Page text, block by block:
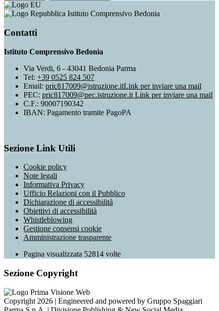
Istituto Comprensivo Bedonia
Contatti
Istituto Comprensivo Bedonia
Via Verdi, 6 - 43041 Bedonia Parma
Tel: +39 0525 824 507
Email: pric817009@istruzione.itLink per inviare una mail
PEC: pric817009@pec.istruzione.it Link per inviare una mail
C.F.: 90007190342
IBAN: Pagamento tramite PagoPA
Sezione Link Utili
Cookie policy
Note legali
Informativa Privacy
Ufficio Relazioni con il Pubblico
Dichiarazione di accessibilità
Obiettivi di accessibilità
Whistleblowing
Gestione consensi cookie
Amministrazione trasparente
Pagina visualizzata 52814 volte
Sezione Copyright
Copyright 2026 | Engineered and powered by Gruppo Spaggiari